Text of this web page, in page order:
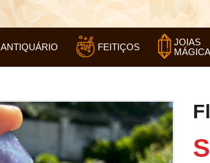
ANTIQUÁRIO FEITIÇOS
JOIAS